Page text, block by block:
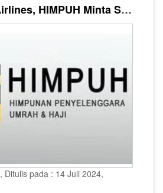
Surati Saudi Airlines, HIMPUH Minta Syarat Wajib Vaksin Meningitis Dianulir
, Ditulis pada : 14 Juli 2024,